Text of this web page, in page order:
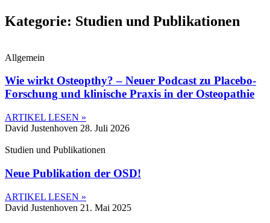
Kategorie: Studien und Publikationen
Allgemein
Wie wirkt Osteopthy? – Neuer Podcast zu Placebo-
Forschung und klinische Praxis in der Osteopathie
ARTIKEL LESEN »
David Justenhoven 28. Juli 2026
Studien und Publikationen
Neue Publikation der OSD!
ARTIKEL LESEN »
David Justenhoven 21. Mai 2025